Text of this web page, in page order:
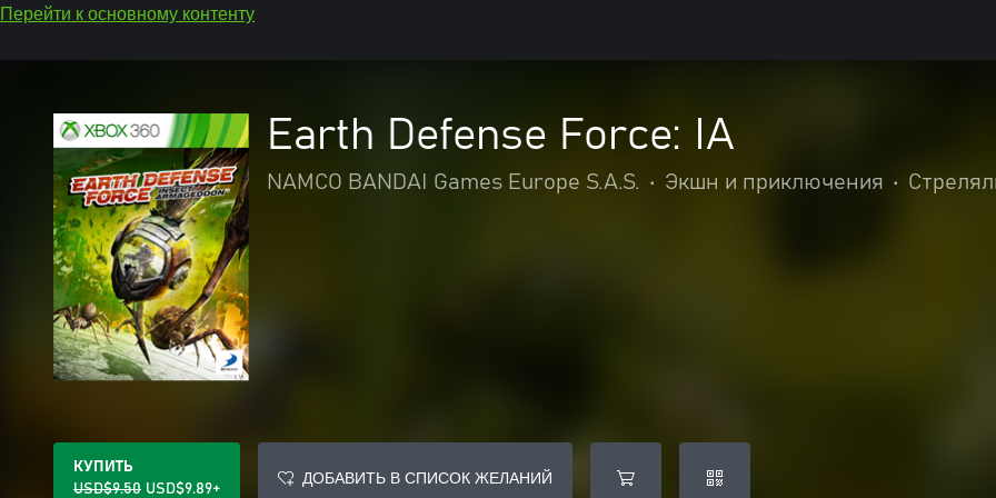
Перейти к основному контенту
Earth Defense Force: IA
NAMCO BANDAI Games Europe S.A.S. • Экшн и приключения •
КУПИТЬ
USD$9.50 USD$9.89+
ДОБАВИТЬ В СПИСОК ЖЕЛАНИЙ